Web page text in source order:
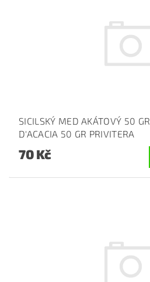
SICILSKÝ MED AKÁTOVÝ 50
D'ACACIA 50 GR PRIVITERA
70 Kč